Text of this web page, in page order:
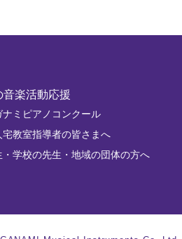
音楽活動応援
ナミピアノコンクール
宅教室指導者の皆さまへ
・学校の先生・地域の団体の方へ